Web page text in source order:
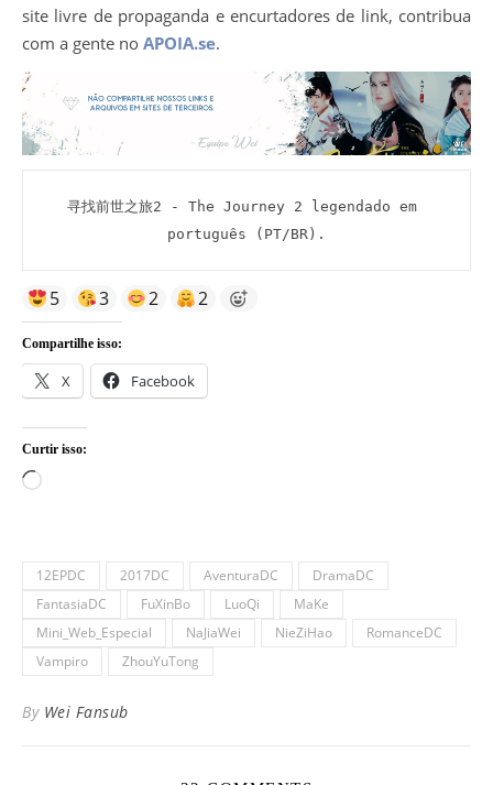
site livre de propaganda e encurtadores de link, contribua
com a gente no APOIA.se.
寻找前世之旅2 - The Journey 2 legendado em
português (PT/BR).
5 3 2 2
Compartilhe isso:
X Facebook
Curtir isso:
Carregando...
12EPDC 2017DC AventuraDC
DramaDC
FantasiaDC
FuXinBo LuoQi
MaKe
Mini_Web_Especial
NaJiaWei NieZiHao
RomanceDC
Vampiro
ZhouYuTong
By Wei Fansub